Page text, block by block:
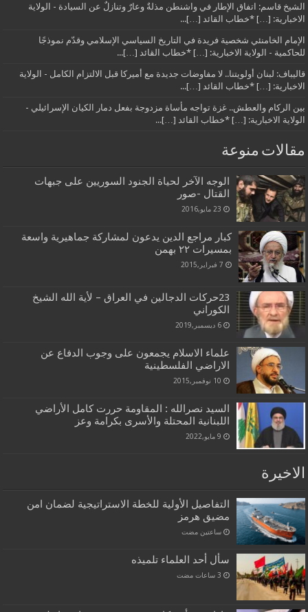
الشيخ قاسم: اتفاق الإطار في واشنطن مذلةٌ وعارٌ وتنازلٌ عن السيادة - الولاية
الاخبارية: […] *خطاب القائد […]...
الإمام الخامنئي شخصية فريدة في التاريخ السياسي الإسلامي وقدّم نموذجًا
للحاكمية - الولاية الاخبارية: […] *خطاب القائد […]...
قاليباف: لبنان أولويتنا.. لا مفاوضات جديدة مع أميركا قبل الالتزام الكامل - الولاية
الاخبارية: […] *خطاب القائد […]...
بين الركام والعطش.. غزة تواجه مأساة مزدوجة بفعل دمار الكيان الإسرائيلي -
الولاية الاخبارية: […] *خطاب القائد […]...
مقالات منوعة
الوجه الآخر لحياة الجنود السوريين على جبهات
القتال -صور
23 مايو,2016
كبار مراجع الدين يدعون لمشاركة جماهيرية واسعة
بمسيرات ۲۲ بهمن
7 فبراير,2015
23حركات الدجالين في العراق – لأية الله الشيخ
الكوراني
6 ديسمبر,2019
علماء الاسلام يجمعون على وجوب الدفاع عن
الاراضي الفلسطينية
10 نوفمبر,2015
السيد نصرالله : المقاومة حررت كامل الأراضي
اللبنانية المحتلة والأسرى بكرامة وعز
9 مايو,2022
الاخيرة
التفاصيل الأولية للخطة الاستراتيجية لضمان امن
مضيق هرمز
‏ساعتين مضت
سأل أحد العلماء تلميذه